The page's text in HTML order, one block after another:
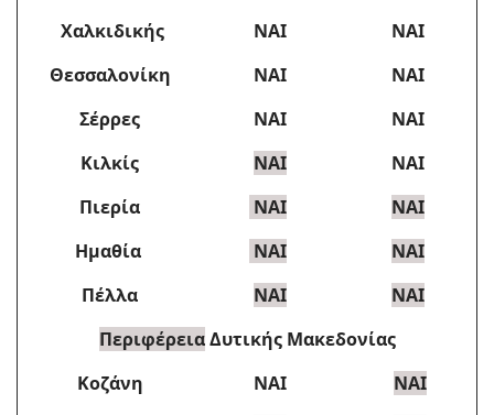
Χαλκιδικής
ΝΑΙ
ΝΑΙ
Θεσσαλονίκη
ΝΑΙ
ΝΑΙ
Σέρρες
NAI
ΝΑΙ
Κιλκίς
NAI
ΝΑΙ
Πιερία
ΝΑΙ
ΝΑΙ
Ημαθία
NAI
ΝΑΙ
Πέλλα
NAI
ΝΑΙ
Περιφέρεια Δυτικής Μακεδονίας
Κοζάνη
ΝΑΙ
ΝΑΙ